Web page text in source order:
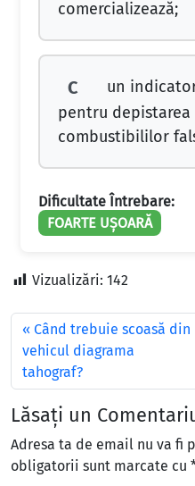
comercializează;
C
un
pentru depistarea
combustibililor
Dificultate Întrebare:
FOARTE UȘOARĂ
Vizualizări: 142
Când trebuie scoasă din
vehicul diagrama
tahograf?
Lăsați un
Adresa ta de email nu va fi
obligatorii sunt marcate cu